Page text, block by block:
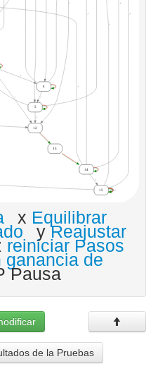
x Equilibrar
yReajustar
reiniciar Pasos
ganancia de
Pausa
de la Pruebas